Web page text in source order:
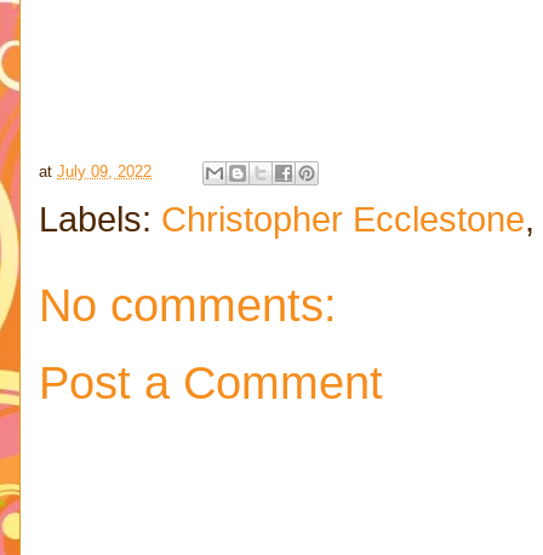
at July 09, 2022
Labels: Christopher Ecclestone,
No comments:
Post a Comment